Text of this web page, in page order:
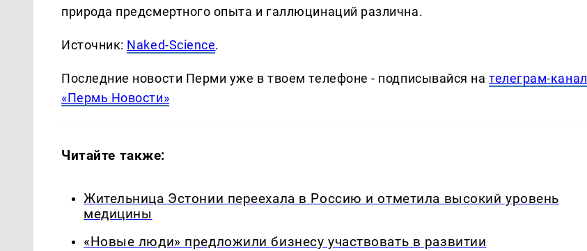
природа предсмертного опыта и галлюцинаций различна.
Источник: Naked-Science.
Последние новости Перми уже в твоем телефоне - подписывайся нателеграм-канал
«Пермь Новости»
Читайте также:
Жительница Эстонии переехала в Россию и отметила высокий уровень
медицины
«Новые люди» предложили бизнесу участвовать в развитии